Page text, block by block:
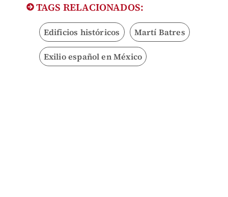
TAGS RELACIONADOS:
Edificios históricos Martí Batres
Exilio español en México